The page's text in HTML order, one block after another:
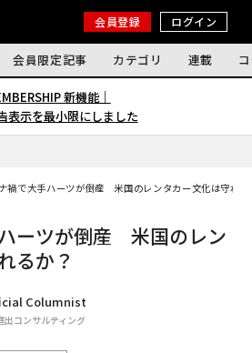
会員登録 ログイン
会員限定記事 カテゴリ 連載
新機能｜
表示を最小限にしました
禍で大手ハーツが倒産 米国のレンタカー文化は守れる
ーツが倒産 米国のレン
るか？
Columnist
出コンサルティング